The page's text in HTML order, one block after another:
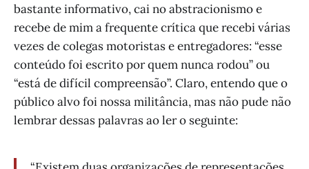
bastante informativo, cai no abstracionismo e
recebe de mim a frequente crítica que recebi várias
vezes de colegas motoristas e entregadores: “esse
conteúdo foi escrito por quem nunca rodou” ou
“está de difícil compreensão”. Claro, entendo que o
público alvo foi nossa militância, mas não pude não
lembrar dessas palavras ao ler o seguinte: